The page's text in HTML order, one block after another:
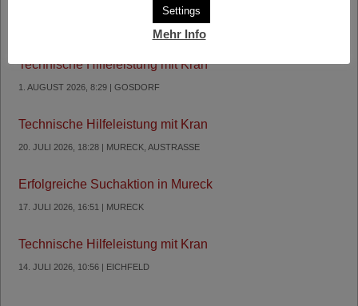
Technische Hilfeleistung mit Kran
1. AUGUST 2026, 8:29 | GOSDORF
Technische Hilfeleistung mit Kran
20. JULI 2026, 18:28 | MURECK, AUSTRASSE
Erfolgreiche Suchaktion in Mureck
17. JULI 2026, 16:51 | MURECK
Technische Hilfeleistung mit Kran
14. JULI 2026, 10:56 | EICHFELD
Settings
Mehr Info